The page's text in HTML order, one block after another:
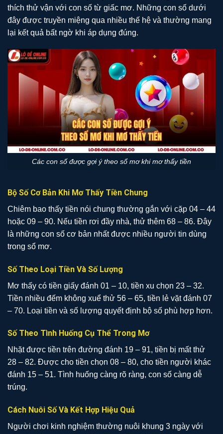
thích thử vận với con số từ giấc mơ. Những con số dưới
đây được truyền miệng qua nhiều thế hệ và thường mang
lại kết quả bất ngờ khi áp dụng đúng.
Các con số được gợi ý theo sổ mơ khi mơ thấy tiền
Bộ Số Cơ Bản Khi Mơ Thấy Tiền Chung
Chiêm bao thấy tiền nói chung thường gắn với cặp 04 – 44
hoặc 09 – 90. Nếu tiền rơi đầy nhà, thử thêm 68 – 86. Đây
là những con số cơ bản nhất được nhiều người tin dùng
trong sổ mơ.
Số Theo Loại Tiền Và Số Lượng
Mơ thấy có tiền giấy đánh 01 – 10, tiền xu chọn 23 – 32.
Tiền nhiều đếm không xuể thử 56 – 65, tiền lẻ vặt đánh 07
– 70. Loại tiền và số lượng quyết định bộ số phù hợp hơn.
Số Theo Tình Huống Cụ Thể Trong Mơ
Nhặt được tiền trên đường đánh 19 – 91, tiền bị mất thử
28 – 82. Được cho tiền chọn 08 – 80, cho tiền người khác
đánh 15 – 51. Tình huống càng rõ ràng, con số càng dễ
trúng.
Cách Nuôi Số Và Kết Hợp Hiệu Quả
Người chơi kinh nghiệm thường nuôi khung 3 ngày với